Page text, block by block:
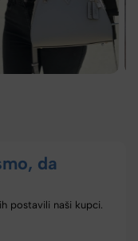
da
postavili naši kupci.